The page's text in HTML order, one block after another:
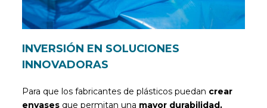
INVERSIÓN EN SOLUCIONES
INNOVADORAS
Para que los fabricantes de plásticos puedan crear
envases que permitan una mayor durabilidad,